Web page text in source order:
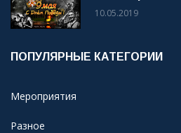
10.05.2019
ПОПУЛЯРНЫЕ КАТЕГОРИИ
Мероприятия
Разное